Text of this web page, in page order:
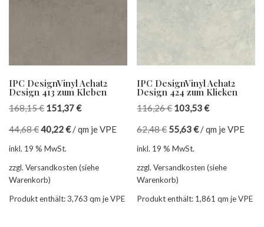
IPC DesignVinyl Achat2
Design 413 zum Kleben
168,15€ 151,37€
44,68€40,22€/qm je VPE
inkl. 19 % MwSt.
zzgl. Versandkosten (siehe
Warenkorb)
Produkt enthält: 3,763 qm je VPE
IPC DesignVinyl Achat2
Design 424 zum Klicken
116,26€ 103,53€
62,48€ 55,63€/qm je VPE
inkl. 19 % MwSt.
zzgl. Versandkosten (siehe
Warenkorb)
Produkt enthält: 1,861qm je VPE